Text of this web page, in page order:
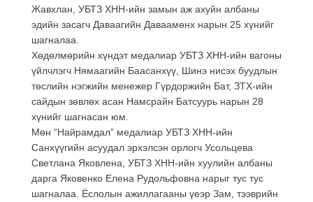
Жавхлан, УБТЗ ХНН-ийн замын аж ахуйн албаны
эдийн засагч Даваагийн Даваамөнх нарын 25 хүнийг
шагналаа.
Хөдөлмөрийн хүндэт медалиар УБТЗ ХНН-ийн вагоны
үйлчлэгч Нямаагийн Баасанхүү, Шинэ нисэх буудлын
төслийн нэгжийн менежер Гүрдоржийн Бат, ЗТХ-ийн
сайдын зөвлөх асан Намсрайн Батсуурь нарын 28
хүнийг шагнасан юм.
Мөн “Найрамдал” медалиар УБТЗ ХНН-ийн
Санхүүгийн асуудал эрхэлсэн орлогч Усольцева
Светлана Яковлена, УБТЗ ХНН-ийн хуулийн албаны
дарга Яковенко Елена Рудольфовна нарыг тус тус
шагналаа. Ёслолын ажиллагааны үеэр Зам, тээврийн